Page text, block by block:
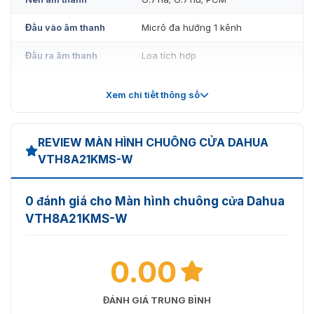
Đầu vào âm thanh Micrô đa hướng 1 kênh
Đầu ra âm thanh Loa tích hợp
Chức năng
Thông tin phát
hành
Nhận và xem thông tin được phát
hành bởi trung tâm quản lý
Số lượng phần mở
Biệt thự: 9
Hệ thống liên lạc nội bộ Wi-Fi: 1
Xem chi tiết thông số
REVIEW MÀN HÌNH CHUÔNG CỬA DAHUA
VTH8A21KMS-W
0 đánh giá cho Màn hình chuông cửa Dahua
VTH8A21KMS-W
0.00
ĐÁNH GIÁ TRUNG BÌNH